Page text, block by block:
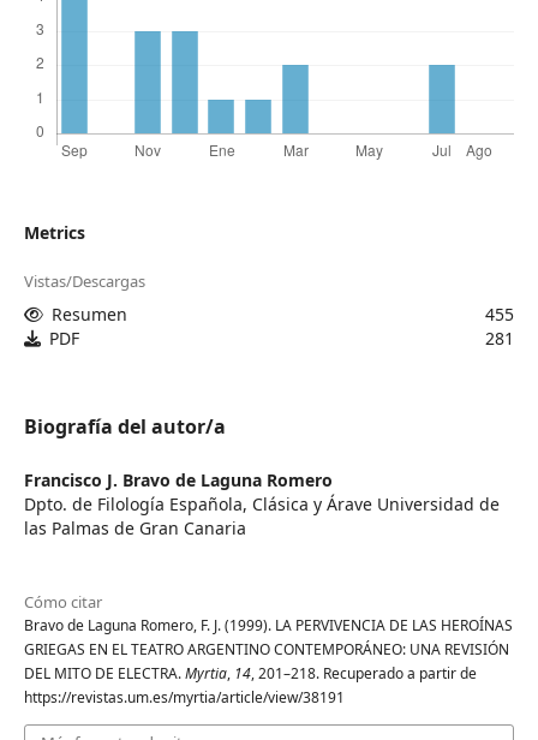
Metrics
Vistas/Descargas
Resumen
455
PDF
281
Biografía del autor/a
Francisco J. Bravo de Laguna Romero
Dpto. de Filología Española, Clásica y Árave Universidad de
las Palmas de Gran Canaria
Cómo citar
Bravo de Laguna Romero, F. J. (1999). LA PERVIVENCIA DE LAS HEROÍNAS
GRIEGAS EN EL TEATRO ARGENTINO CONTEMPORÁNEO: UNA REVISIÓN
DEL MITO DE ELECTRA.Myrtia, 14, 201–218. Recuperado a partir de
https://revistas.um.es/myrtia/article/view/38191